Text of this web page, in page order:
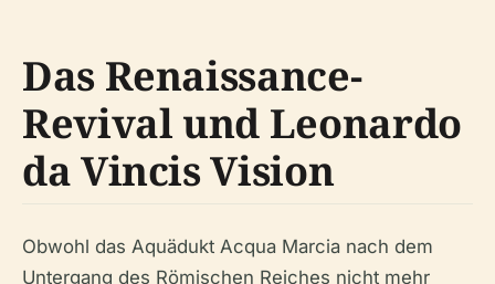
Das Renaissance-
Revival und Leonardo
da Vincis Vision
Obwohl das Aquädukt Acqua Marcia nach dem
Untergang des Römischen Reiches nicht mehr